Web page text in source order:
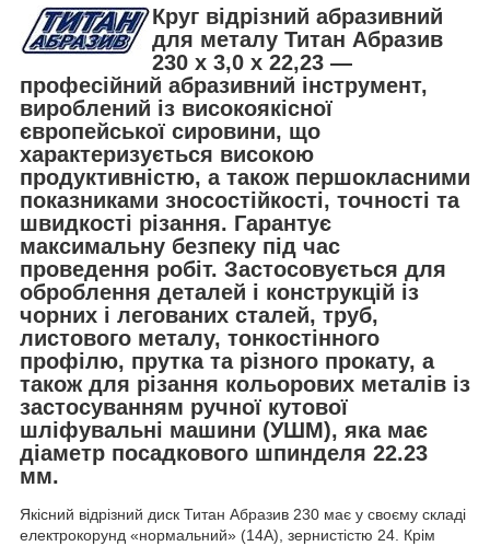
Круг відрізний абразивний
для металу Титан Абразив
230 х 3,0 х 22,23 —
професійний абразивний інструмент,
вироблений із високоякісної
європейської сировини, що
характеризується високою
продуктивністю, а також першокласними
показниками зносостійкості, точності та
швидкості різання. Гарантує
максимальну безпеку під час
проведення робіт. Застосовується для
оброблення деталей і конструкцій із
чорних і легованих сталей, труб,
листового металу, тонкостінного
профілю, прутка та різного прокату, а
також для різання кольорових металів із
застосуванням ручної кутової
шліфувальні машини (УШМ), яка має
діаметр посадкового шпинделя 22.23
мм.
Якісний відрізний диск Титан Абразив 230 має у своєму складі
електрокорунд «нормальний» (14А), зернистістю 24. Крім